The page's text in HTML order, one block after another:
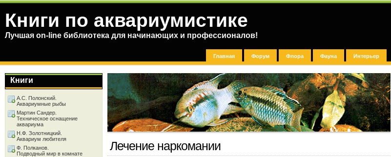
Книги по аквариумистике
Лучшая on-line библиотека для начинающих и профессионалов!
Главная Форум Флора Фауна Интерьер
Лечение наркомании
Книги
А.С. Полонский.
Аквариумные рыбы
Мартин Сандер.
Техническое оснащение
аквариума
Н.Ф. Золотницкий.
Аквариум любителя
Ф. Полканов.
Подводный мир в комнате